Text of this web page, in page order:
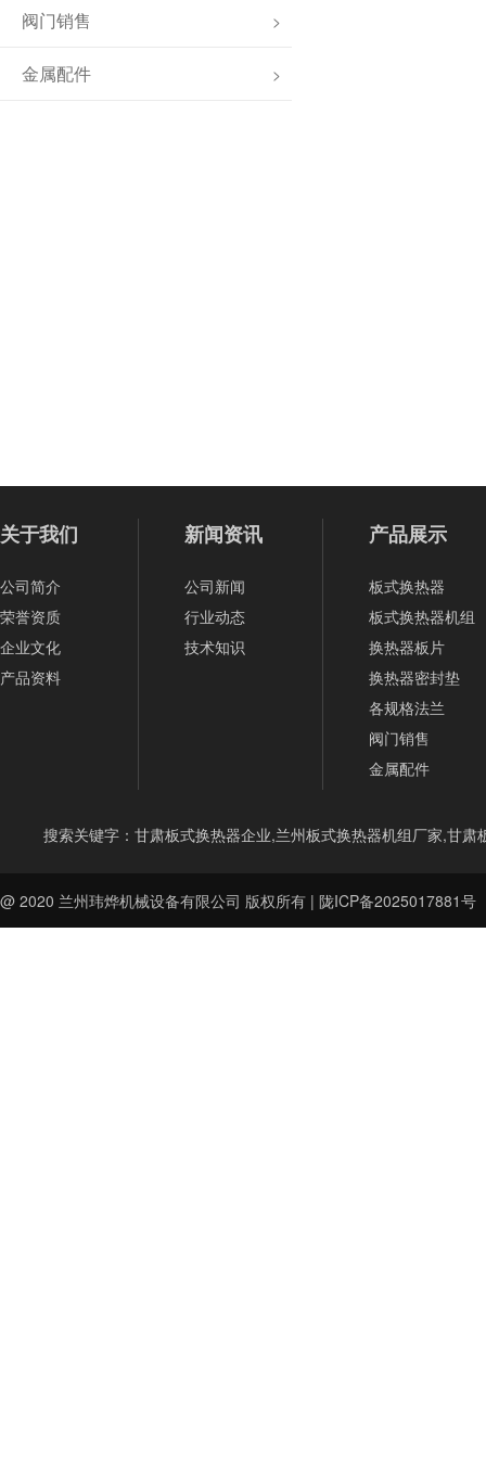
阀门销售 >
金属配件 >
关于我们
公司简介
荣誉资质
企业文化
产品资料
新闻资讯
公司新闻
行业动态
技术知识
产品展示
板式换热器
板式换热器机组
换热器板片
换热器密封垫
各规格法兰
阀门销售
金属配件
搜索关键字：甘肃板式换热器企业,兰州板式换热器机组厂家,甘
@ 2020 兰州玮烨机械设备有限公司 版权所有 | 陇ICP备2025017881号